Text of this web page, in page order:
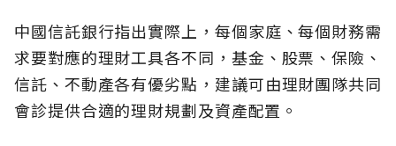
中國信託銀行指出實際上，每個家庭、每個財務需
求要對應的理財工具各不同，基金、股票、保險、
信託、不動產各有優劣點，建議可由理財團隊共同
會診提供合適的理財規劃及資產配置。